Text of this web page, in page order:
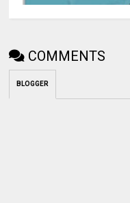
COMMENTS
BLOGGER